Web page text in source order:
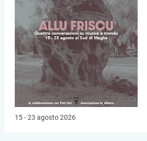
15 - 23 agosto 2026